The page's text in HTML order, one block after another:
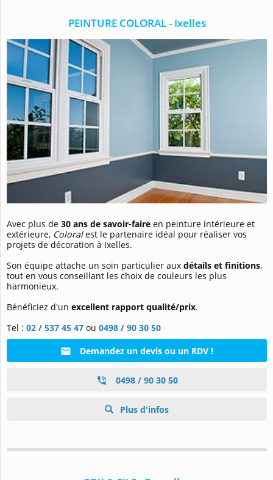
PEINTURE COLORAL - Ixelles
Avec plus de 30 ans de savoir-faire en peinture intérieure et
extérieure, Coloralest le partenaire idéal pour réaliser vos
projets de décoration à Ixelles.
Son équipe attache un soin particulier aux détails et finitions,
tout en vous conseillant les choix de couleurs les plus
harmonieux.
Bénéficiez d'un excellent rapport qualité/prix.
Tel : 02 / 537 45 47 ou 0498 / 90 30 50
Demandez un devis ou un RDV !
0498 / 90 30 50
Plus d'infos